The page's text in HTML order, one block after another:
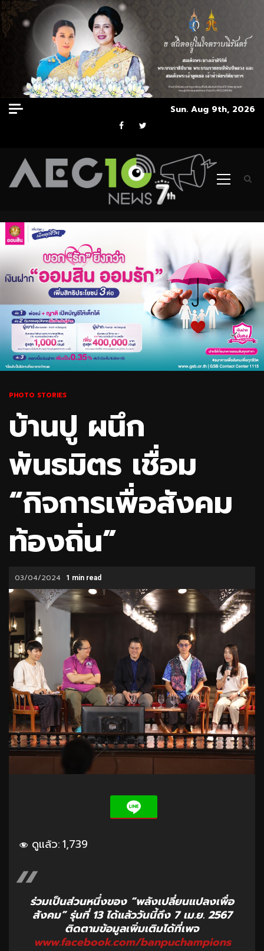
Skip
to
Sun. Aug 9th, 2026
Facebook
Twitter
Primary
PHOTO STORIES
บ้านปู ผนึก
พันธมิตร เชื่อม
“กิจการเพื่อสังคม
ท้องถิ่น”
03/04/2024 1 min read
ดูแล้ว:1,739
ร่วมเป็นส่วนหนึ่งของ “พลังเปลี่ยนแปลงเพื่อ
สังคม” รุ่นที่ 13 ได้แล้ววันนี้ถึง 7 เม.ย. 2567
ติดตามข้อมูลเพิ่มเติมได้ที่เพจ
www.facebook.com/banpuchampions